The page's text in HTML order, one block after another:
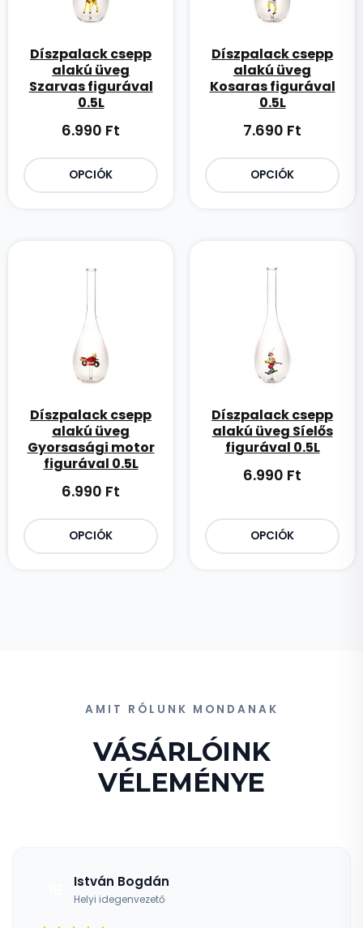
Díszpalack csepp
alakú üveg
Szarvas figurával
0.5L
6.990 Ft
OPCIÓK
Díszpalack csepp
alakú üveg
Kosaras figurával
0.5L
7.690 Ft
OPCIÓK
Díszpalack csepp
alakú üveg
Gyorsasági motor
figurával 0.5L
6.990 Ft
OPCIÓK
Díszpalack csepp
alakú üveg Síelős
figurával 0.5L
6.990 Ft
OPCIÓK
AMIT RÓLUNK MONDANAK
VÁSÁRLÓINK
VÉLEMÉNYE
István Bogdán
Helyi idegenvezető